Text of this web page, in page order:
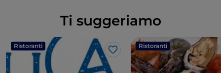
Ti suggeriamo
Ristoranti
Like
Ristoranti